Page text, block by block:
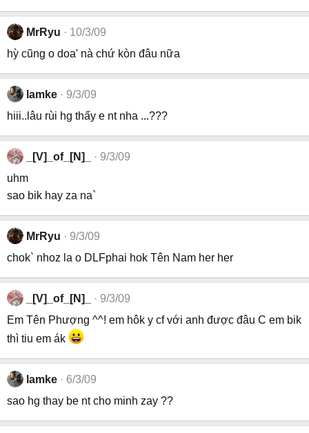
MrRyu
10/3/09
hỳ cũng o doa' nà chứ kòn đâu nữa
lamke
9/3/09
hiii..lâu rùi hg thấy e nt nha ...???
_[V]_of_[N]_
9/3/09
uhm
sao bik hay za na`
MrRyu
9/3/09
chok` nhoz la o DLFphai hok Tên Nam her her
_[V]_of_[N]_
9/3/09
Em Tên Phượng ^^! em hôk y cf với anh được đâu C em bik
thì tiu em ák
lamke
6/3/09
sao hg thay be nt cho minh zay ??